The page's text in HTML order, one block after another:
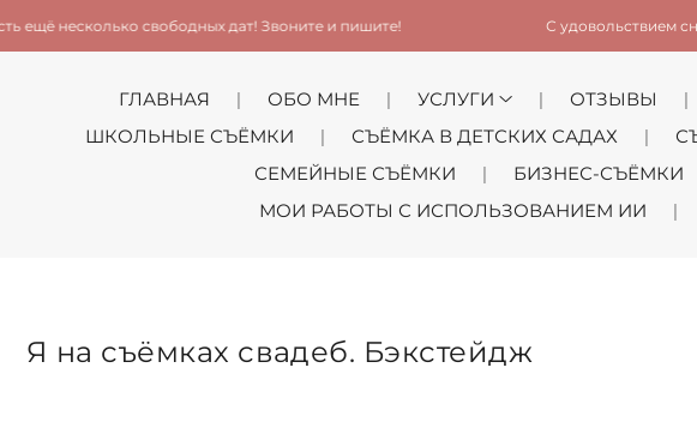
ГЛАВНАЯ ОБО МНЕ УСЛУГИ ОТЗЫВЫ
ШКОЛЬНЫЕ СЪЁМКИ
СЪЁМКА В ДЕТСКИХ САДАХ
СЕМЕЙНЫЕ СЪЁМКИ
БИЗНЕС-СЪЁМКИ
МОИ РАБОТЫ С ИСПОЛЬЗОВАНИЕМ ИИ
Я на съёмках свадеб. Бэкстейдж
свободных дат! Звоните и пишите! С удовольствием сниму ваше